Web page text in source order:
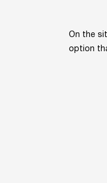
On the
option